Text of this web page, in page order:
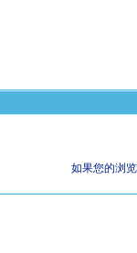
如果您的浏